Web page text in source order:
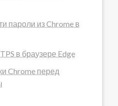
пароли из Chrome в
в браузере Edge
Chrome перед